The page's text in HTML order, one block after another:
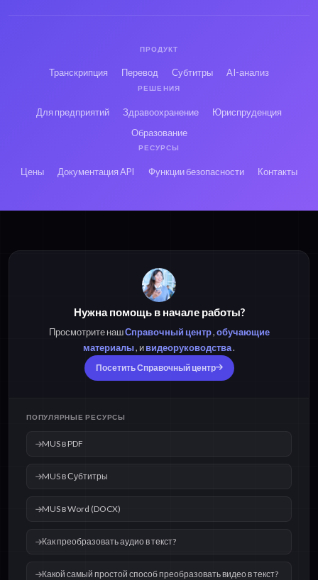
ПРОДУКТ
Транскрипция Перевод Субтитры AI-анализ
РЕШЕНИЯ
Для предприятий Здравоохранение
Юриспруденция
Образование
РЕСУРСЫ
Цены Документация API Функции безопасности Контакты
Нужна помощь в начале работы?
Просмотрите нашСправочный центр,обучающие
материалы, ивидеоруководства.
Посетить Справочный центр
ПОПУЛЯРНЫЕ РЕСУРСЫ
MUS в PDF
MUS в Субтитры
MUS в Word (DOCX)
Как преобразовать аудио в текст?
Какой самый простой способ преобразовать видео в текст?